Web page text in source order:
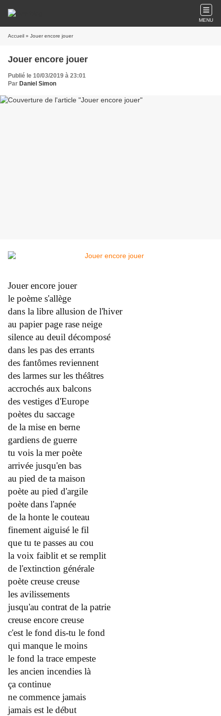
MENU
Accueil » Jouer encore jouer
Jouer encore jouer
Publié le 10/03/2019 à 23:01
Par Daniel Simon
Jouer encore jouer
le poème s'allège
dans la libre allusion de l'hiver
au papier page rase neige
silence au deuil décomposé
dans les pas des errants
des fantômes reviennent
des larmes sur les théâtres
accrochés aux balcons
des vestiges d'Europe
poètes du saccage
de la mise en berne
gardiens de guerre
tu vois la mer poète
arrivée jusqu'en bas
au pied de ta maison
poète au pied d'argile
poète dans l'apnée
de la honte le couteau
finement aiguisé le fil
que tu te passes au cou
la voix faiblit et se remplit
de l'extinction générale
poète creuse creuse
les avilissements
jusqu'au contrat de la patrie
creuse encore creuse
c'est le fond dis-tu le fond
qui manque le moins
le fond la trace empeste
les ancien incendies là
ça continue
ne commence jamais
jamais est le début